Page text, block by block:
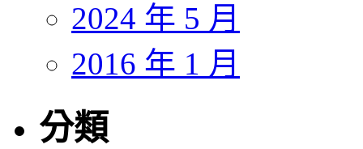
2024 年 5 月
2016 年 1 月
分類